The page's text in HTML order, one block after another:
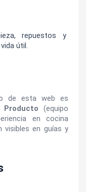
repuestos y
útil.
de esta web es
(equipo
en cocina
visibles en guías y